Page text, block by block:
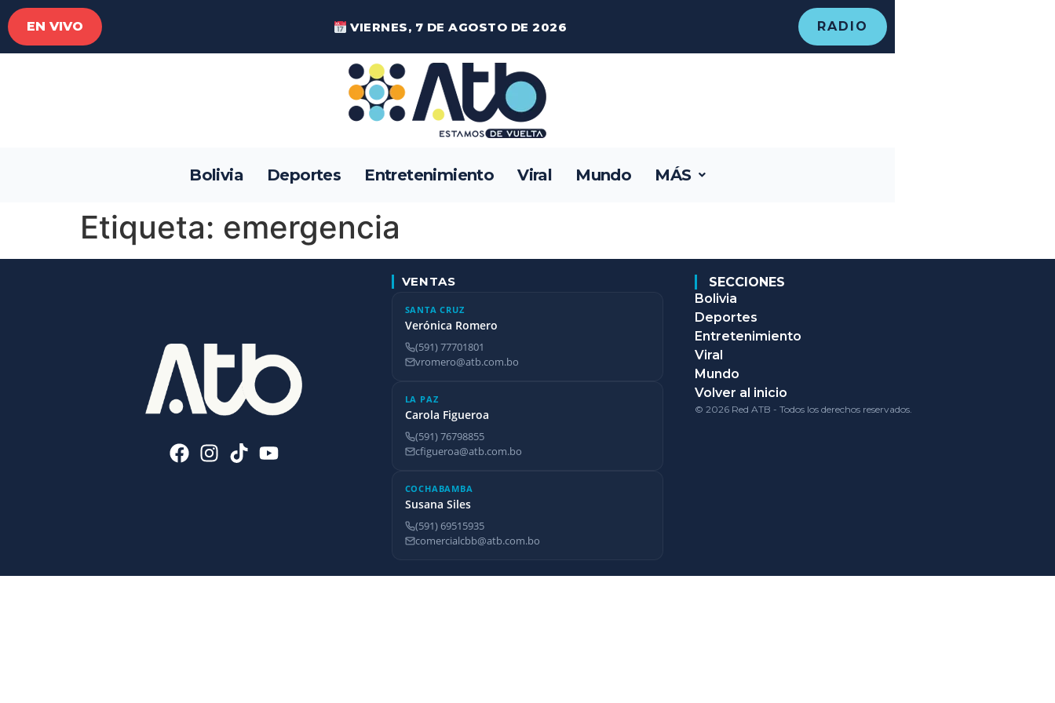
EN VIVO VIERNES, 7 DE AGOSTO DE 2026 RADIO
Bolivia Deportes Entretenimiento Viral Mundo MÁS
Etiqueta: emergencia
VENTAS
SANTA CRUZ
Verónica Romero
(591) 77701801
vromero@atb.com.bo
LA PAZ
Carola Figueroa
(591) 76798855
cfigueroa@atb.com.bo
COCHABAMBA
Susana Siles
(591) 69515935
comercialcbb@atb.com.bo
SECCIONES
Bolivia
Deportes
Entretenimiento
Viral
Mundo
Volver al inicio
© 2026 Red ATB - Todos los derechos reservados.